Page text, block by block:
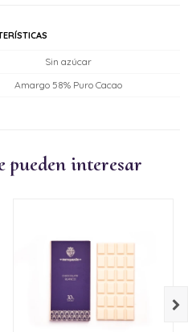
Sin azúcar
Amargo 58% Puro Cacao
pueden interesar
